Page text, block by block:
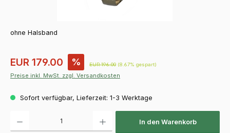
ohne Halsband
Verkaufspreis:
EUR 179.00 % Regulärer Preis:
EUR 196.00 (8.67% gespart)
Preise inkl. MwSt. zzgl. Versandkosten
Sofort verfügbar, Lieferzeit: 1-3 Werktage
In den Warenkorb